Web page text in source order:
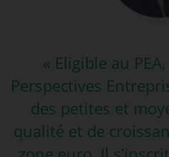
« Eligible au
Perspectives
des petites et
qualité et de